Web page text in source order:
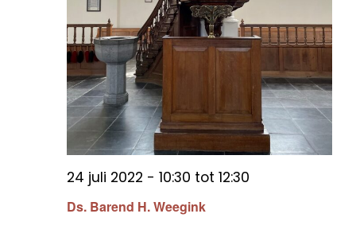
Ds. Barend H. Weegink
24 juli 2022 - 10:30 tot 12:30